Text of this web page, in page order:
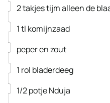
▢
2takjestijmalleen de
▢
1tl komijnzaad
▢
peper en zout
▢
1 rol bladerdeeg
▢
1/2potjeNduja